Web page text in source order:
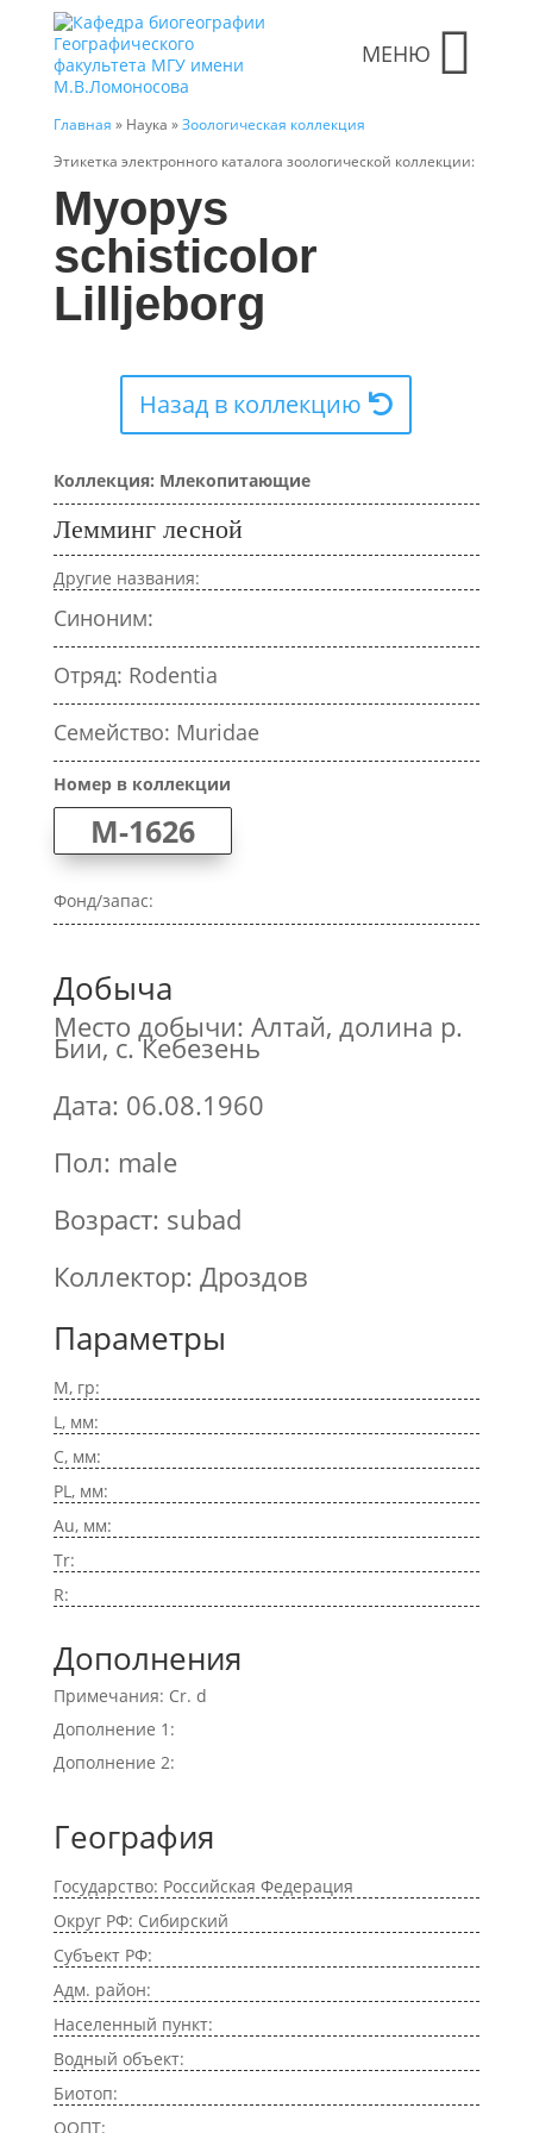
МЕНЮ
Главная » Наука »Зоологическая коллекция
Этикетка электронного каталога зоологической коллекции:
Myopys
schisticolor
Lilljeborg
Назад в коллекцию
Коллекция: Млекопитающие
Лемминг лесной
Другие названия:
Синоним:
Отряд: Rodentia
Семейство: Muridae
Номер в коллекции
M-1626
Фонд/запас:
Добыча
Место добычи: Алтай, долина р.
Бии, с. Кебезень
Дата: 06.08.1960
Пол: male
Возраст: subad
Коллектор: Дроздов
Параметры
M, гр:
L, мм:
C, мм:
PL, мм:
Au, мм:
Tr:
R:
Дополнения
Примечания: Cr. d
Дополнение 1:
Дополнение 2:
География
Государство: Российская Федерация
Округ РФ: Сибирский
Субъект РФ:
Адм. район:
Населенный пункт:
Водный объект:
Биотоп:
ООПТ: